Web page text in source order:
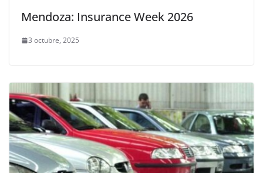
Mendoza: Insurance Week 2026
3 octubre, 2025